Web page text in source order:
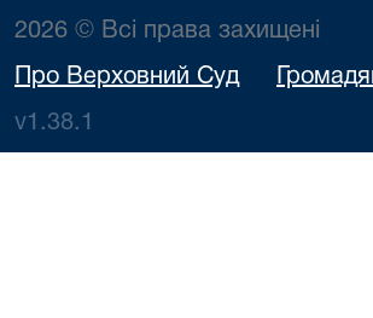
2026 © Всі права захищені
Про Верховний Суд
v1.38.1